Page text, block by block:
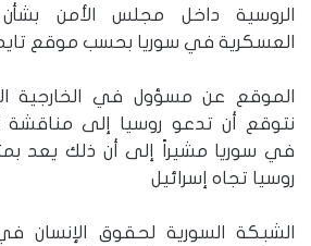
الروسية داخل مجلس الأمن بشأن
العسكرية في سوريا بحسب موقع
الموقع عن مسؤول في الخارجية
نتوقع أن تدعو روسيا إلى مناقشة
في سوريا مشيراً إلى أن ذلك يعد
روسيا تجاه إسرائيل
الشبكة السورية لحقوق الإنسان